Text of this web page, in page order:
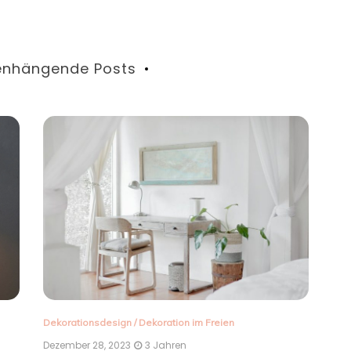
Posts
Dekorationsdesign / Dekoration im Freien
Dezember 28, 2023 3 Jahren